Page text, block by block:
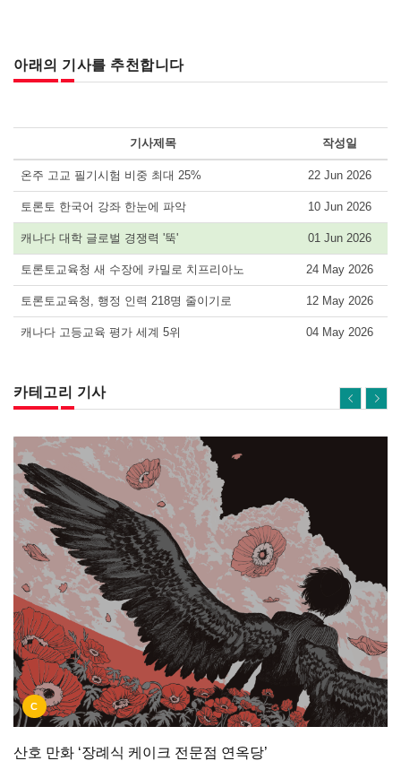
아래의 기사를 추천합니다
기사제목 작성일
온주 고교 필기시험 비중 최대 25% 22 Jun 2026
토론토 한국어 강좌 한눈에 파악 10 Jun 2026
캐나다 대학 글로벌 경쟁력 '뚝' 01 Jun 2026
토론토교육청 새 수장에 카밀로 치프리아노 24 May 2026
토론토교육청, 행정 인력 218명 줄이기로 12 May 2026
캐나다 고등교육 평가 세계 5위 04 May 2026
카테고리 기사
C
산호 만화 ‘장례식 케이크 전문점 연옥당’